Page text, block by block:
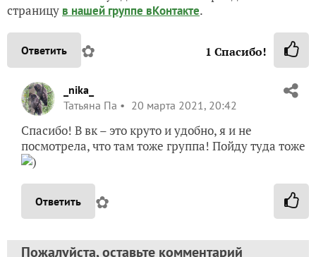
страницу в нашей группе вКонтакте.
Ответить ✿ 1 Спасибо!
_nika_
Татьяна Па
20 марта 2021, 20:42
Спасибо! В вк – это круто и удобно, я и не
посмотрела, что там тоже группа! Пойду туда тоже
)
Ответить ✿
Пожалуйста, оставьте комментарий